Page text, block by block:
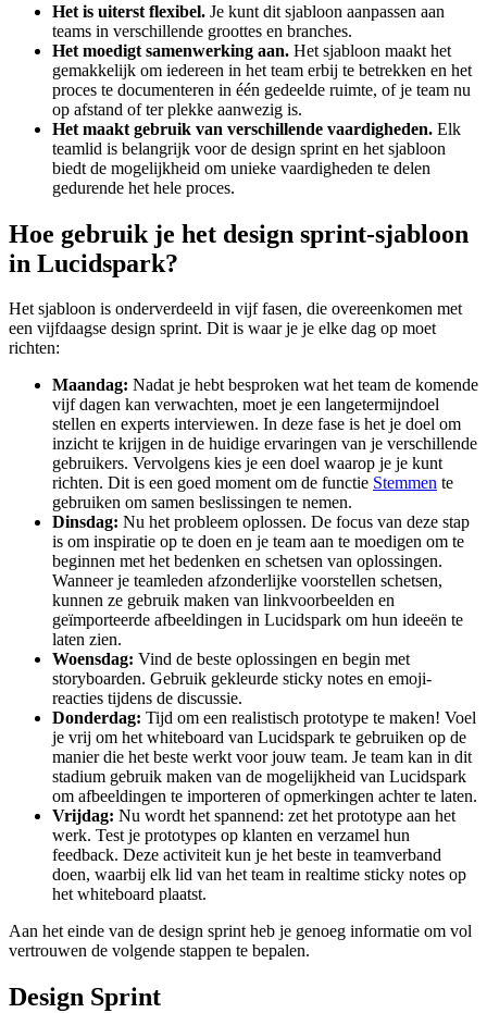
Het is uiterst flexibel. Je kunt dit sjabloon aanpassen aan
teams in verschillende groottes en branches.
Het moedigt samenwerking aan. Het sjabloon maakt het
gemakkelijk om iedereen in het team erbij te betrekken en het
proces te documenteren in één gedeelde ruimte, of je team nu
op afstand of ter plekke aanwezig is.
Het maakt gebruik van verschillende vaardigheden. Elk
teamlid is belangrijk voor de design sprint en het sjabloon
biedt de mogelijkheid om unieke vaardigheden te delen
gedurende het hele proces.
Hoe gebruik je het design sprint-sjabloon
in Lucidspark?
Het sjabloon is onderverdeeld in vijf fasen, die overeenkomen met
een vijfdaagse design sprint. Dit is waar je je elke dag op moet
richten:
Maandag: Nadat je hebt besproken wat het team de komende
vijf dagen kan verwachten, moet je een langetermijndoel
stellen en experts interviewen. In deze fase is het je doel om
inzicht te krijgen in de huidige ervaringen van je verschillende
gebruikers. Vervolgens kies je een doel waarop je je kunt
richten. Dit is een goed moment om de functie Stemmen te
gebruiken om samen beslissingen te nemen.
Dinsdag: Nu het probleem oplossen. De focus van deze stap
is om inspiratie op te doen en je team aan te moedigen om te
beginnen met het bedenken en schetsen van oplossingen.
Wanneer je teamleden afzonderlijke voorstellen schetsen,
kunnen ze gebruik maken van linkvoorbeelden en
geïmporteerde afbeeldingen in Lucidspark om hun ideeën te
laten zien.
Woensdag: Vind de beste oplossingen en begin met
storyboarden. Gebruik gekleurde sticky notes en emoji-
reacties tijdens de discussie.
Donderdag: Tijd om een realistisch prototype te maken! Voel
je vrij om het whiteboard van Lucidspark te gebruiken op de
manier die het beste werkt voor jouw team. Je team kan in dit
stadium gebruik maken van de mogelijkheid van Lucidspark
om afbeeldingen te importeren of opmerkingen achter te laten.
Vrijdag: Nu wordt het spannend: zet het prototype aan het
werk. Test je prototypes op klanten en verzamel hun
feedback. Deze activiteit kun je het beste in teamverband
doen, waarbij elk lid van het team in realtime sticky notes op
het whiteboard plaatst.
Aan het einde van de design sprint heb je genoeg informatie om vol
vertrouwen de volgende stappen te bepalen.
Design Sprint